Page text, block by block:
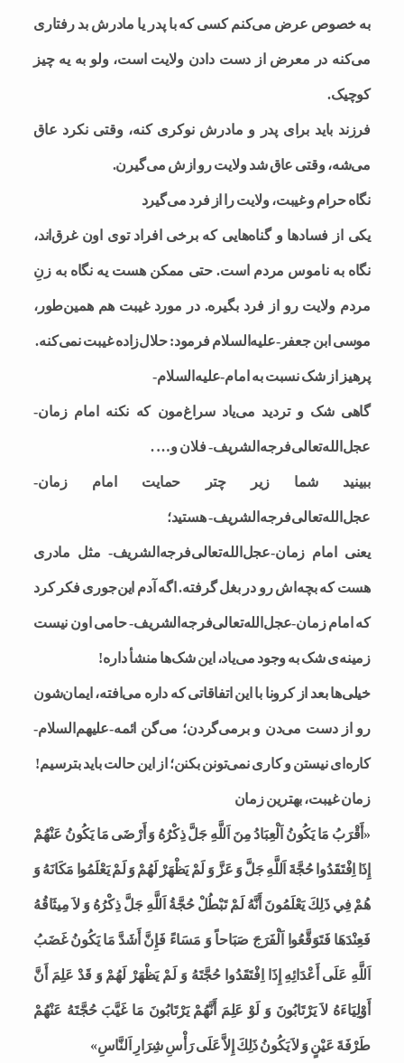
به خصوص عرض می‌کنم کسی که با پدر یا مادرش بد رفتاری
می‌کنه در معرض از دست دادن ولایت است، ولو به یه چیز
کوچیک.
فرزند باید برای پدر و مادرش نوکری کنه، وقتی نکرد عاق
می‌شه، وقتی عاق شد ولایت رو ازش می‌گیرن.
نگاه حرام و غیبت، ولایت را از فرد می‌گیرد
یکی از فسادها و گناه‌هایی که برخی افراد توی اون غرق‌اند،
نگاه به ناموس مردم است. حتی ممکن هست یه نگاه به زنِ
مردم ولایت رو از فرد بگیره. در مورد غیبت هم همین‌طور،
موسی ابن جعفر-علیه‌السلام فرمود: حلال‌زاده غیبت نمی‌کنه.
پرهیز از شک نسبت به امام-علیه‌السلام-
گاهی شک و تردید می‌یاد سراغ‌مون که نکنه امام زمان‌-
عجل‌الله‌تعالی‌فرجه‌الشریف- فلان و… .
ببینید شما زیر چتر حمایت امام زمان-
عجل‌الله‌تعالی‌فرجه‌الشریف- هستید؛
یعنی امام زمان-عجل‌الله‌تعالی‌فرجه‌الشریف- مثل مادری
هست که بچه‌اش رو در بغل گرفته. اگه آدم این‌جوری فکر کرد
که امام زمان-عجل‌الله‌تعالی‌فرجه‌الشریف- حامی اون نیست
زمینه‌ی شک به وجود می‌یاد، این شک‌ها منشأ داره!
خیلی‌ها بعد از کرونا با این اتفاقاتی که داره می‌افته، ایمان‌شون
رو از دست می‌دن و بر‌می‌گردن؛ می‌گن ائمه-علیهم‌السلام-
کاره‌ای نیستن و کاری نمی‌تونن بکنن؛ از این حالت باید بترسیم!
زمان غیبت، بهترین زمان
«أَقْرَبُ مَا يَكُونُ اَلْعِبَادُ مِنَ اَللَّهِ جَلَّ ذِكْرُهُ وَ أَرْضَى مَا يَكُونُ عَنْهُمْ
إِذَا اِفْتَقَدُوا حُجَّةَ اَللَّهِ جَلَّ وَ عَزَّ وَ لَمْ يَظْهَرْ لَهُمْ وَ لَمْ يَعْلَمُوا مَكَانَهُ وَ
هُمْ فِي ذَلِكَ يَعْلَمُونَ أَنَّهُ لَمْ تَبْطُلْ حُجَّةُ اَللَّهِ جَلَّ ذِكْرُهُ وَ لاَ مِيثَاقُهُ
فَعِنْدَهَا فَتَوَقَّعُوا اَلْفَرَجَ صَبَاحاً وَ مَسَاءً فَإِنَّ أَشَدَّ مَا يَكُونُ غَضَبُ
اَللَّهِ عَلَى أَعْدَائِهِ إِذَا اِفْتَقَدُوا حُجَّتَهُ وَ لَمْ يَظْهَرْ لَهُمْ وَ قَدْ عَلِمَ أَنَّ
أَوْلِيَاءَهُ لاَ يَرْتَابُونَ وَ لَوْ عَلِمَ أَنَّهُمْ يَرْتَابُونَ مَا غَيَّبَ حُجَّتَهُ عَنْهُمْ
طَرْفَةَ عَيْنٍ وَ لاَ يَكُونُ ذَلِكَ إِلاَّ عَلَى رَأْسِ شِرَارِ اَلنَّاسِ»